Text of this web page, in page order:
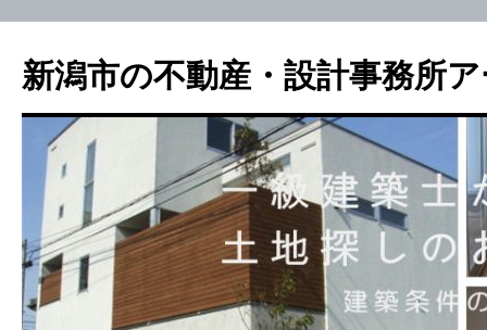
新潟市の不動産・設計事務所